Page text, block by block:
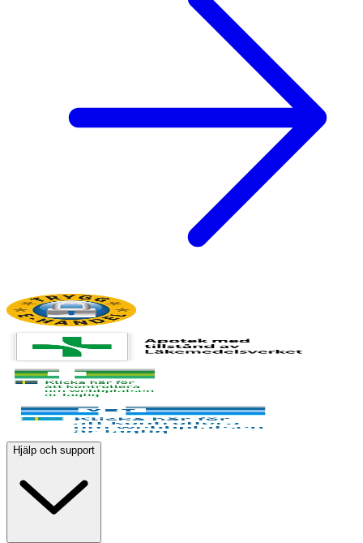
Hjälp och support